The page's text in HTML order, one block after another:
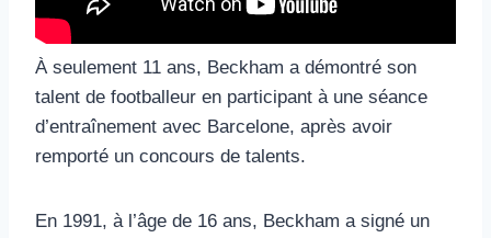
À seulement 11 ans, Beckham a démontré son
talent de footballeur en participant à une séance
d’entraînement avec Barcelone, après avoir
remporté un concours de talents.
En 1991, à l’âge de 16 ans, Beckham a signé un